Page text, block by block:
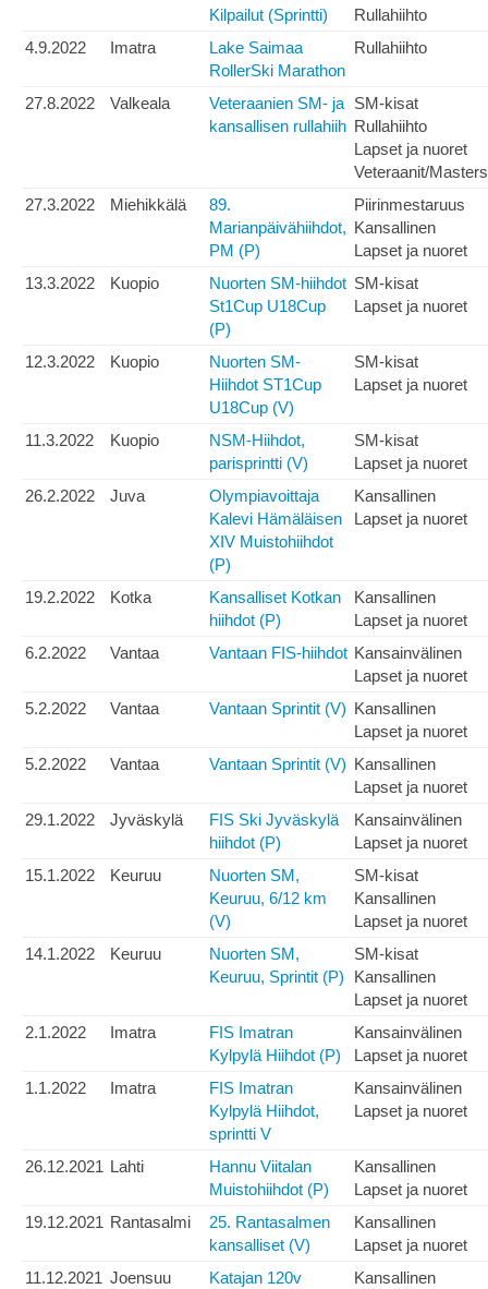
Kilpailut (Sprintti)
Rullahiihto
4.9.2022
Imatra
Lake Saimaa
RollerSki Marathon
Rullahiihto
27.8.2022 Valkeala
Veteraanien SM- ja
kansallisen rullahiih
SM-kisat
Rullahiihto
Lapset ja nuoret
Veteraanit/Masters
27.3.2022
Miehikkälä
89.
Marianpäivähiihdot,
PM (P)
Piirinmestaruus
Kansallinen
Lapset ja nuoret
13.3.2022
Kuopio
Nuorten SM-hiihdot
St1Cup U18Cup
(P)
SM-kisat
Lapset ja nuoret
12.3.2022 Kuopio
Nuorten SM-
Hiihdot ST1Cup
U18Cup (V)
SM-kisat
Lapset ja nuoret
11.3.2022 Kuopio
NSM-Hiihdot,
parisprintti (V)
SM-kisat
Lapset ja nuoret
26.2.2022
Juva
Olympiavoittaja
Kalevi Hämäläisen
XIV Muistohiihdot
(P)
Kansallinen
Lapset ja nuoret
19.2.2022 Kotka
Kansalliset Kotkan
hiihdot (P)
Kansallinen
Lapset ja nuoret
6.2.2022
Vantaa Vantaan FIS-hiihdot Kansainvälinen
Lapset ja nuoret
5.2.2022
Vantaa Vantaan Sprintit (V) Kansallinen
Lapset ja nuoret
5.2.2022
Vantaa Vantaan Sprintit (V) Kansallinen
Lapset ja nuoret
29.1.2022
Jyväskylä
FIS Ski Jyväskylä
hiihdot (P)
Kansainvälinen
Lapset ja nuoret
15.1.2022
Keuruu
Nuorten SM,
Keuruu, 6/12 km
(V)
SM-kisat
Kansallinen
Lapset ja nuoret
14.1.2022
Keuruu
Nuorten SM,
Keuruu, Sprintit (P)
SM-kisat
Kansallinen
Lapset ja nuoret
2.1.2022
Imatra
FIS Imatran
Kylpylä Hiihdot (P)
Kansainvälinen
Lapset ja nuoret
1.1.2022
Imatra
FIS Imatran
Kylpylä Hiihdot,
sprintti V
Kansainvälinen
Lapset ja nuoret
26.12.2021 Lahti
Hannu Viitalan
Muistohiihdot (P)
Kansallinen
Lapset ja nuoret
19.12.2021 Rantasalmi
25. Rantasalmen
kansalliset (V)
Kansallinen
Lapset ja nuoret
11.12.2021 Joensuu
Katajan 120v
Kansallinen